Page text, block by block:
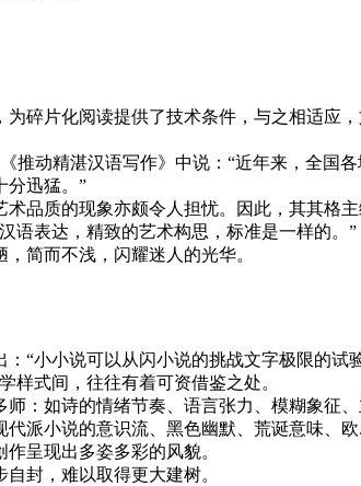
碎片化阅读提供了技术条件，与之相适应
动精湛汉语写作》中说：“近年来，全国
分迅猛。”
术品质的现象亦颇令人担忧。因此，其其格
语表达，精致的艺术构思，标准是一样的。”
简而不浅，闪耀迷人的光华。
小小说可以从闪小说的挑战文字极限的试
样式间，往往有着可资借鉴之处。
如诗的情绪节奏、语言张力、模糊象征
代派小说的意识流、黑色幽默、荒诞意味、
呈现出多姿多彩的风貌。
封，难以取得更大建树。